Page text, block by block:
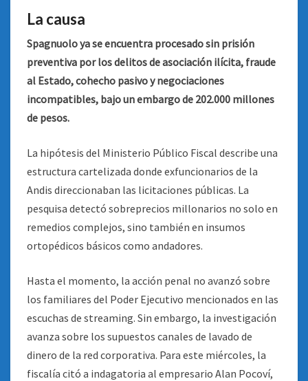
La causa
Spagnuolo ya se encuentra procesado sin prisión
preventiva por los delitos de asociación ilícita, fraude
al Estado, cohecho pasivo y negociaciones
incompatibles, bajo un embargo de 202.000 millones
de pesos.
La hipótesis del Ministerio Público Fiscal describe una
estructura cartelizada donde exfuncionarios de la
Andis direccionaban las licitaciones públicas. La
pesquisa detectó sobreprecios millonarios no solo en
remedios complejos, sino también en insumos
ortopédicos básicos como andadores.
Hasta el momento, la acción penal no avanzó sobre
los familiares del Poder Ejecutivo mencionados en las
escuchas de streaming. Sin embargo, la investigación
avanza sobre los supuestos canales de lavado de
dinero de la red corporativa. Para este miércoles, la
fiscalía citó a indagatoria al empresario Alan Pocoví,